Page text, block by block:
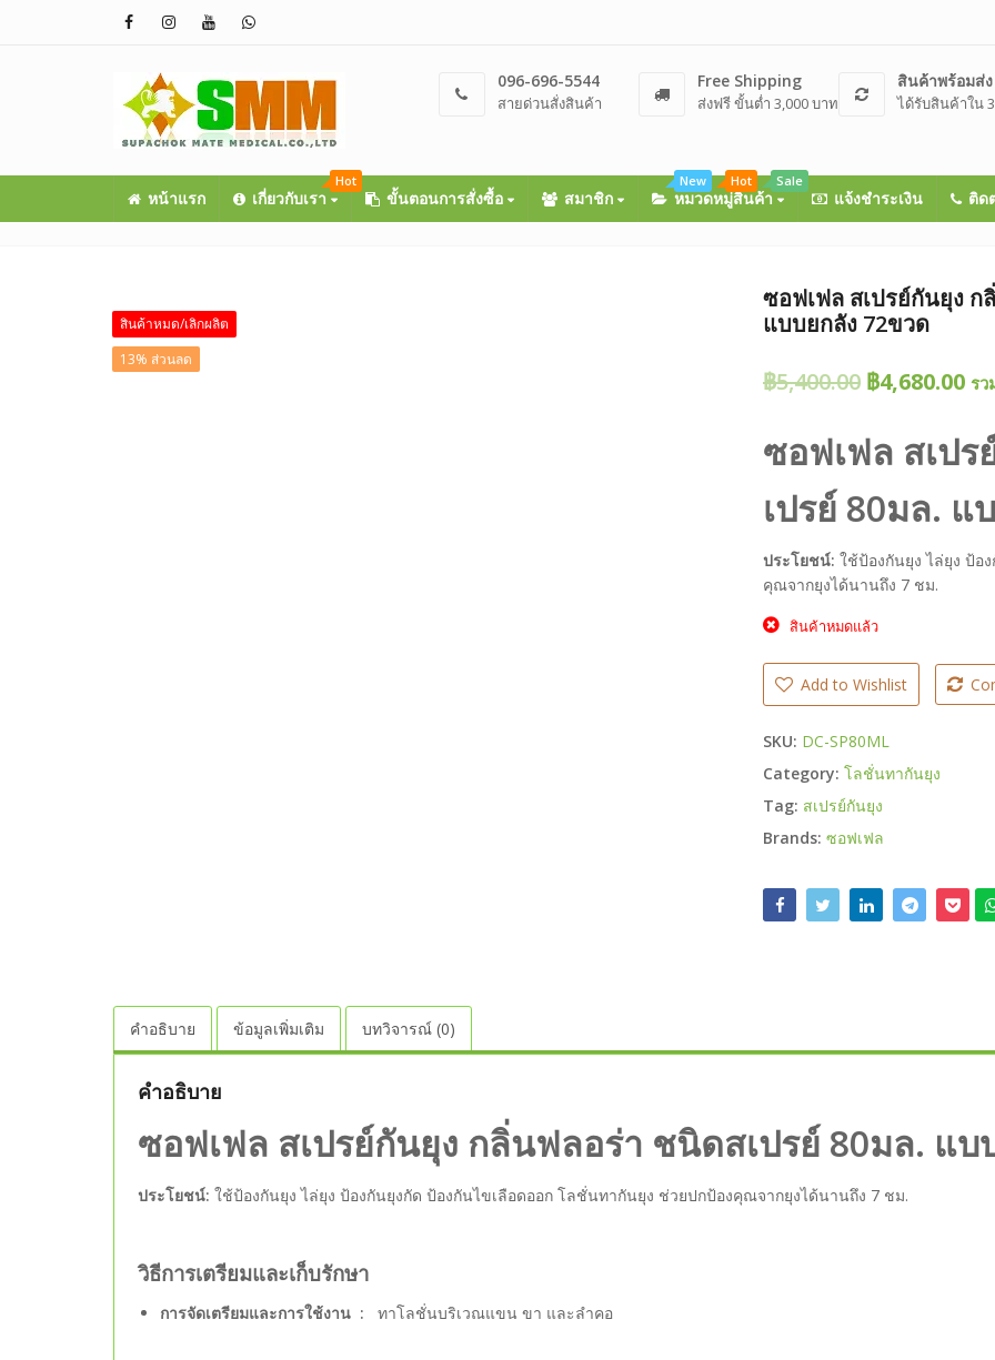
096-696-5544
สายด่วนสั่งสินค้า
Free Shipping
ส่งฟรี ขั้นต่ำ 3,000 บาท
สินค้าพร้อมส่ง
ได้รับสินค้าใน
หน้าแรก เกี่ยวกับเรา
Hot
ขั้นตอนการสั่งซื้อ สมาชิก หมวดหมู่สินค้า
New Hot Sale
แจ้งชำระเงิน ติด
สินค้าหมด/เลิกผลิต
13% ส่วนลด
ซอฟเฟล สเปรย์กันยุง
แบบยกลัง 72ขวด
฿5,400.00 Original
was:
฿4,680.00
is:
รว
ซอฟเฟล สเป
เปรย์ 80มล. แ
ประโยชน์: ใช้ป้องกันยุง ไล่ยุง ป้อ
คุณจากยุงได้นานถึง 7 ชม.
สินค้าหมดแล้ว
Add to Wishlist
SKU: DC-SP80ML
Category: โลชั่นทากันยุง
Tag: สเปรย์กันยุง
Brands: ซอฟเฟล
คำอธิบาย ข้อมูลเพิ่มเติม บทวิจารณ์ (0)
คำอธิบาย
ซอฟเฟล สเปรย์กันยุง กลิ่นฟลอร่า ชนิดสเปรย์ 80มล. แบ
ประโยชน์: ใช้ป้องกันยุง ไล่ยุง ป้องกันยุงกัด ป้องกันไขเลือดออก โลชั่นทากันยุง ช่วยปกป้องคุณจากยุงได้นานถึง 7 ชม.
วิธีการเตรียมและเก็บรักษา
การจัดเตรียมและการใช้งาน : ทาโลชั่นบริเวณแขน ขา และลำคอ